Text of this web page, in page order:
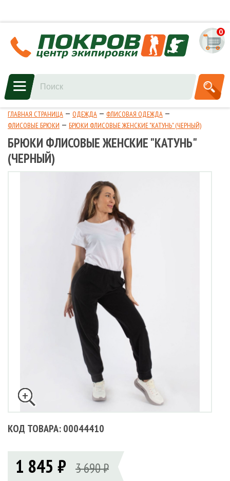
0
ГЛАВНАЯ СТРАНИЦА ОДЕЖДА
ФЛИСОВАЯ ОДЕЖДА
ФЛИСОВЫЕ БРЮКИ
БРЮКИ ФЛИСОВЫЕ ЖЕНСКИЕ "КАТУНЬ" (ЧЕРНЫЙ)
БРЮКИ ФЛИСОВЫЕ ЖЕНСКИЕ "КАТУНЬ"
(ЧЕРНЫЙ)
КОД ТОВАРА: 00044410
1 845 ₽ 3 690 ₽